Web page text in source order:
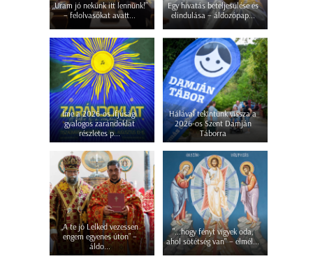
„Uram jó nekünk itt lennünk!”
– felolvasókat avatt...
Egy hivatás beteljesülése és
elindulása – áldozópap...
Íme a 2026-os ifjúsági
gyalogos zarándoklat
részletes p...
Hálával tekintünk vissza a
2026-os Szent Damján
Táborra
„A te jó Lelked vezessen
engem egyenes úton” –
áldo...
"...hogy fényt vigyek oda,
ahol sötétség van" – elmél...